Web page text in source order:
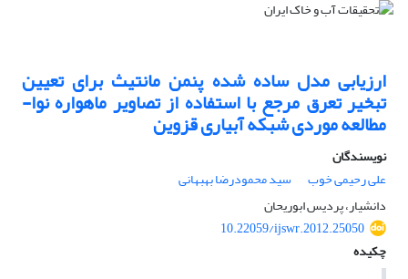
ارزیابی مدل ساده شده پنمن مانتیث برای تعیین
تبخیر تعرق مرجع با استفاده از تصاویر ماهواره نوا-
مطالعه موردی شبکه آبیاری قزوین
نویسندگان
علی رحیمی خوب
سید محمودرضا بهبهانی
دانشیار، پردیس ابوریحان
10.22059/ijswr.2012.25050
چکیده